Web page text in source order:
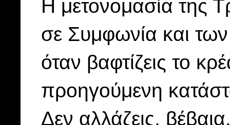
Η μετονομασία της
σε Συμφωνία και
όταν βαφτίζεις το
προηγούμενη
Δεν αλλάζεις,